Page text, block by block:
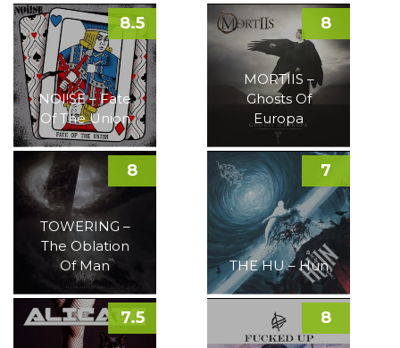
NOI!SE – Fate
Of The Union
8.5
MORTIIS –
Ghosts Of
Europa
8
TOWERING –
The Oblation
Of Man
8
THE HU – Hun
7
7.5 8